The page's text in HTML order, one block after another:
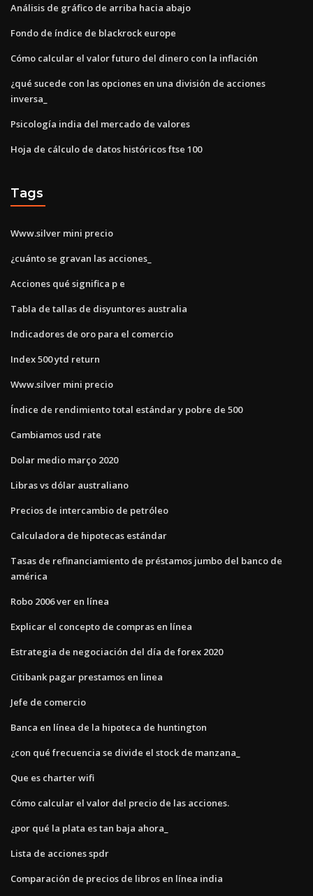
Análisis de gráfico de arriba hacia abajo
Fondo de índice de blackrock europe
Cómo calcular el valor futuro del dinero con la inflación
¿qué sucede con las opciones en una división de acciones
inversa_
Psicología india del mercado de valores
Hoja de cálculo de datos históricos ftse 100
Tags
Www.silver mini precio
¿cuánto se gravan las acciones_
Acciones qué significa p e
Tabla de tallas de disyuntores australia
Indicadores de oro para el comercio
Index 500 ytd return
Www.silver mini precio
Índice de rendimiento total estándar y pobre de 500
Cambiamos usd rate
Dolar medio março 2020
Libras vs dólar australiano
Precios de intercambio de petróleo
Calculadora de hipotecas estándar
Tasas de refinanciamiento de préstamos jumbo del banco de
américa
Robo 2006 ver en línea
Explicar el concepto de compras en línea
Estrategia de negociación del día de forex 2020
Citibank pagar prestamos en linea
Jefe de comercio
Banca en línea de la hipoteca de huntington
¿con qué frecuencia se divide el stock de manzana_
Que es charter wifi
Cómo calcular el valor del precio de las acciones.
¿por qué la plata es tan baja ahora_
Lista de acciones spdr
Comparación de precios de libros en línea india